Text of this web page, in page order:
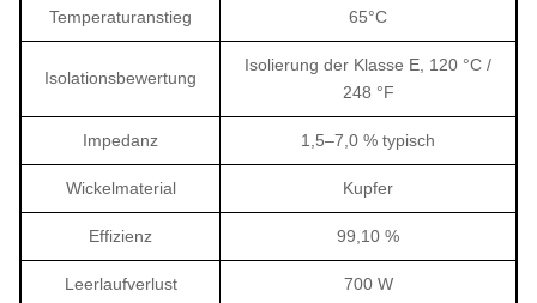
Temperaturanstieg 65°C
Isolationsbewertung
Isolierung der Klasse E, 120 °C /
248 °F
Impedanz 1,5–7,0 % typisch
Wickelmaterial Kupfer
Effizienz 99,10 %
Leerlaufverlust 700 W